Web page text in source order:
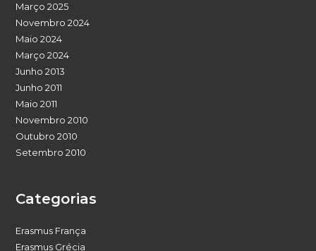
Março 2025
Novembro 2024
Maio 2024
Março 2024
Junho 2013
Junho 2011
Maio 2011
Novembro 2010
Outubro 2010
Setembro 2010
Categorias
Erasmus França
Erasmus Grécia